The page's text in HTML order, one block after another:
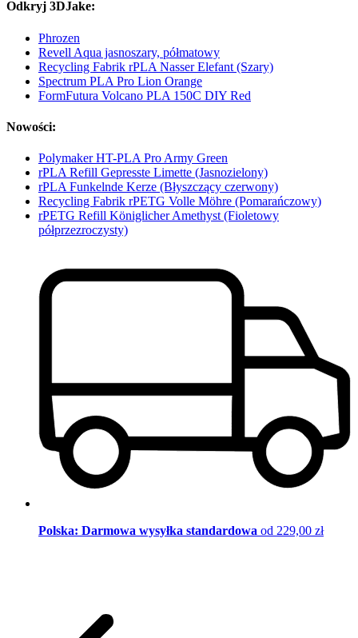
Odkryj 3DJake:
Phrozen
Revell Aqua jasnoszary, półmatowy
Recycling Fabrik rPLA Nasser Elefant (Szary)
Spectrum PLA Pro Lion Orange
FormFutura Volcano PLA 150C DIY Red
Nowości:
Polymaker HT-PLA Pro Army Green
rPLA Refill Gepresste Limette (Jasnozielony)
rPLA Funkelnde Kerze (Błyszczący czerwony)
Recycling Fabrik rPETG Volle Möhre (Pomarańczowy)
rPETG Refill Königlicher Amethyst (Fioletowy
półprzezroczysty)
Polska: Darmowa wysyłka standardowa od 229,00 zł